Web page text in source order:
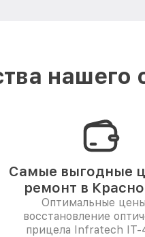
нашего
Самые выгодные
ремонт в
Оптимальные
восстановление
прицела Infratech IT-